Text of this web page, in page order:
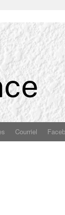
Courriel